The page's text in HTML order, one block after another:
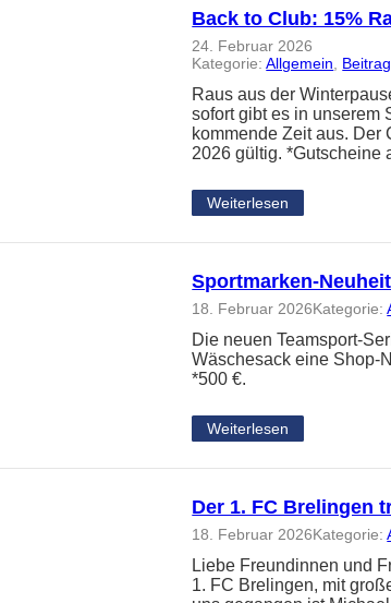
Back to Club: 15%
24. Februar 2026
Kategorie:Allgemein Beitrag
Raus aus der
sofort gibt es in unserem
kommende Zeit aus.
2026 gültig.
Weiterlesen
Sportmarken-
18. Februar 2026Kategorie:
Die neuen Teamsport-
Wäschesack eine Shop-
*500 €.
Weiterlesen
Der 1. FC Brelingen
18. Februar 2026Kategorie:
Liebe Freundinnen und
1. FC Brelingen, mit